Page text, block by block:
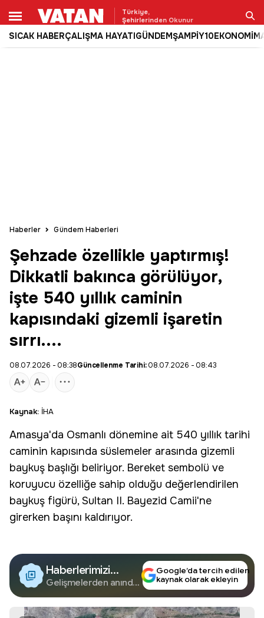
Türkiye,
Şehirlerinden Okunur
SICAK HABERÇALIŞMA HAYATIGÜNDEMŞAMPİY10EKONOMİ
Ara
Haberler Gündem Haberleri
Şehzade özellikle yaptırmış!
Dikkatli bakınca görülüyor,
işte 540 yıllık caminin
kapısındaki gizemli işaretin
sırrı....
08.07.2026 - 08:38Güncellenme Tarihi:08.07.2026 - 08:43
Kaynak: İHA
Amasya'da Osmanlı dönemine ait 540 yıllık tarihi
caminin kapısında süslemeler arasında gizemli
baykuş başlığı beliriyor. Bereket sembolü ve
koruyucu özelliğe sahip olduğu değerlendirilen
baykuş figürü, Sultan II. Bayezid Camii'ne
girerken başını kaldırıyor.
Haberlerimizi
Google'da Takip
Edin
Gelişmelerden anında
Google’da tercih edilen
kaynak olarak ekleyin